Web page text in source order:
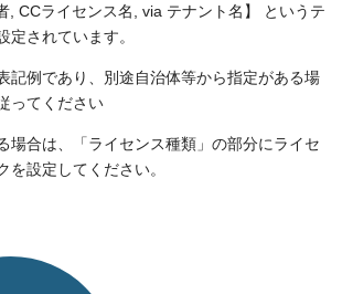
, CCライセンス名, via テナント名】 というテ
定されています。
記例であり、別途自治体等から指定がある場
ってください
場合は、「ライセンス種類」の部分にライセ
を設定してください。